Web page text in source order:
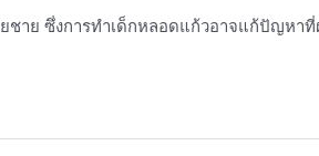
าย ซึ่งการทำเด็กหลอดแก้วอาจแก้ปัญหาที่